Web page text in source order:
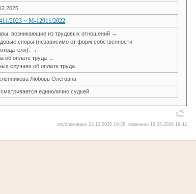
2023 ~ М-12911/2022
возникающие из трудовых отношений →
споры (независимо от форм собственности
→
об оплате труда →
случаях об оплате труда
Любовь Олеговна
единолично судьей
опубликовано 23.12.2025 19:35, изменено 18.06.2026 19:42